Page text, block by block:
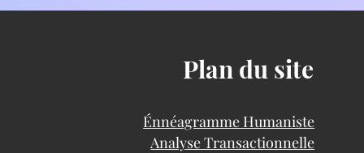
Plan du site
Énnéagramme Humaniste
Analyse Transactionnelle